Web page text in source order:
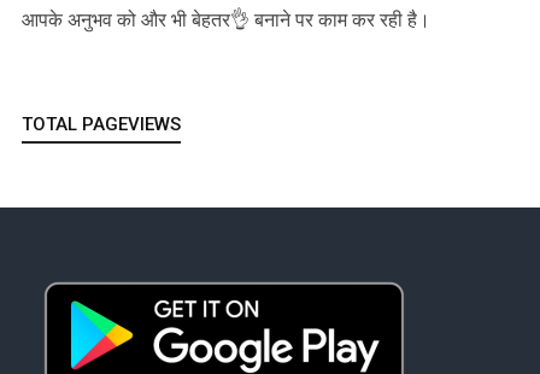
आपके अनुभव को और भी बेहतर👌 बनाने पर काम कर रही है।
TOTAL PAGEVIEWS